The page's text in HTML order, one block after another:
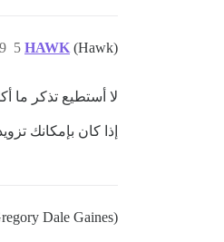
HAWK (Hawk)
29 5
لا أستطيع تذكر ما
إذا كان بإمكانك
Dale Gaines)